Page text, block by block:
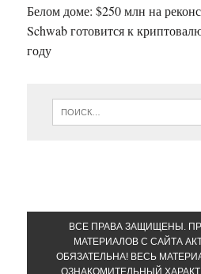
Белом доме: $250 млн на
Schwab готовится к
году
ВСЕ ПРАВА ЗАЩИЩЕНЫ.
МАТЕРИАЛОВ С САЙТА
ОБЯЗАТЕЛЬНА! ВЕСЬ
ОЗНАКОМИТЕЛЬНЫЙ